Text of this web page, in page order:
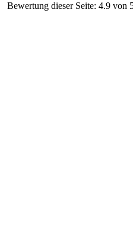
Bewertung dieser Seite: 4.9 von